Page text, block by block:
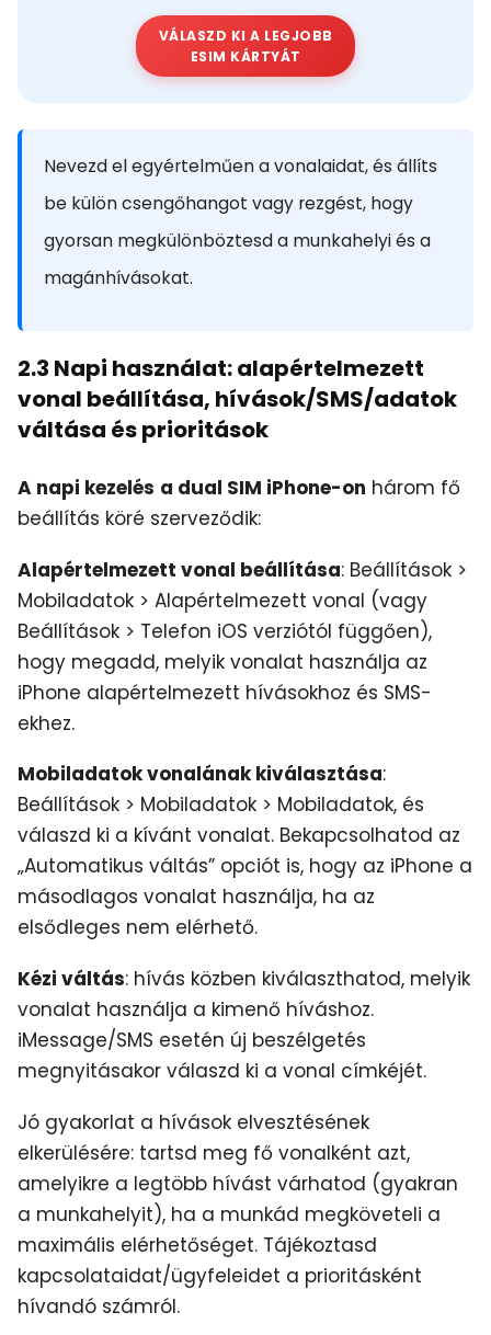
VÁLASZD KI A LEGJOBB
ESIM KÁRTYÁT
Nevezd el egyértelműen a vonalaidat, és állíts
be külön csengőhangot vagy rezgést, hogy
gyorsan megkülönböztesd a munkahelyi és a
magánhívásokat.
2.3 Napi használat: alapértelmezett
vonal beállítása, hívások/SMS/adatok
váltása és prioritások
A napi kezelés a dual SIM iPhone-on három fő
beállítás köré szerveződik:
Alapértelmezett vonal beállítása: Beállítások >
Mobiladatok > Alapértelmezett vonal (vagy
Beállítások > Telefon iOS verziótól függően),
hogy megadd, melyik vonalat használja az
iPhone alapértelmezett hívásokhoz és SMS-
ekhez.
Mobiladatok vonalának kiválasztása:
Beállítások > Mobiladatok > Mobiladatok, és
válaszd ki a kívánt vonalat. Bekapcsolhatod az
„Automatikus váltás” opciót is, hogy az iPhone a
másodlagos vonalat használja, ha az
elsődleges nem elérhető.
Kézi váltás: hívás közben kiválaszthatod, melyik
vonalat használja a kimenő híváshoz.
iMessage/SMS esetén új beszélgetés
megnyitásakor válaszd ki a vonal címkéjét.
Jó gyakorlat a hívások elvesztésének
elkerülésére: tartsd meg fő vonalként azt,
amelyikre a legtöbb hívást várhatod (gyakran
a munkahelyit), ha a munkád megköveteli a
maximális elérhetőséget. Tájékoztasd
kapcsolataidat/ügyfeleidet a prioritásként
hívandó számról.